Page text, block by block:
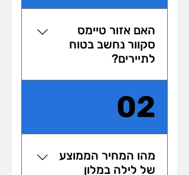
האם אזור טיימס
סקוור נחשב בטוח
לתיירים?
למרכזי ביותר במנהטן ומושך
בכל יום עשרות אלפי מבקרים
לאזור הכיכר. בנוסף לתיירים
הכיכר מהווה גם מוקד משיכה
02
מהו המחיר הממוצע
של לילה במלון